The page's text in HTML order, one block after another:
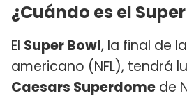
¿Cuándo es el
El Super Bowl, la final de
americano (NFL), tendrá
Caesars Superdome de